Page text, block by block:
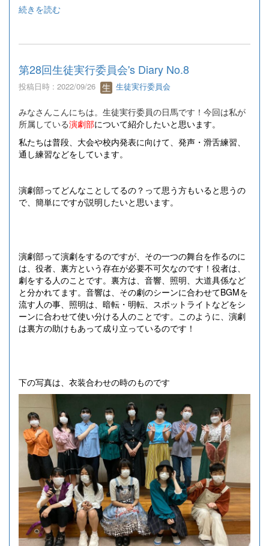
続きを読む
第28回生徒実行委員会's Diary No.8
投稿日時 : 2022/09/26 生徒実行委員会
みなさんこんにちは。生徒実行委員の日馬です！今回は私が
所属している演劇部について紹介したいと思います。
私たちは普段、大会や校内発表に向けて、発声・滑舌練習、
通し練習などをしています。
演劇部ってどんなことしてるの？って思う方もいると思うの
で、簡単にですが説明したいと思います。
演劇部って演劇をするのですが、その一つの舞台を作るのに
は、役者、裏方という存在が必要不可欠なのです！役者は、
劇をする人のことです。裏方は、音響、照明、大道具係など
と分かれてます。音響は、その劇のシーンに合わせてBGMを
流す人の事、照明は、暗転・明転、スポットライトなどをシ
ーンに合わせて使い分ける人のことです。このように、演劇
は裏方の助けもあって成り立っているのです！
下の写真は、衣装合わせの時のものです